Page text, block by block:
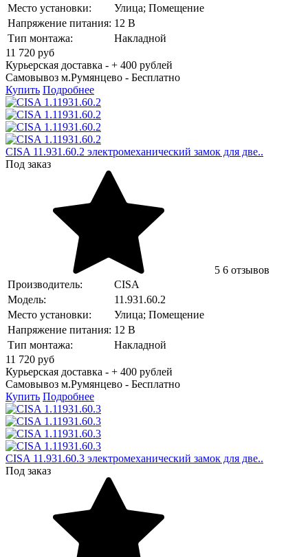
Место установки:
Улица; Помещение
Напряжение питания: 12 В
Тип монтажа:
Накладной
11 720 руб
Курьерская доставка - + 400 рублей
Самовывоз м.Румянцево - Бесплатно
Купить Подробнее
CISA 11.931.60.2 электромеханический замок для две..
Под заказ
5 6 отзывов
Производитель:
CISA
Модель:
11.931.60.2
Место установки:
Улица; Помещение
Напряжение питания: 12 В
Тип монтажа:
Накладной
11 720 руб
Курьерская доставка - + 400 рублей
Самовывоз м.Румянцево - Бесплатно
Купить Подробнее
CISA 11.931.60.3 электромеханический замок для две..
Под заказ